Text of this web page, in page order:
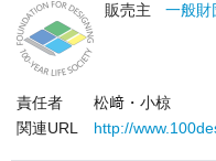
販売主
一般財
責任者
松﨑・小椋
関連URL
http://